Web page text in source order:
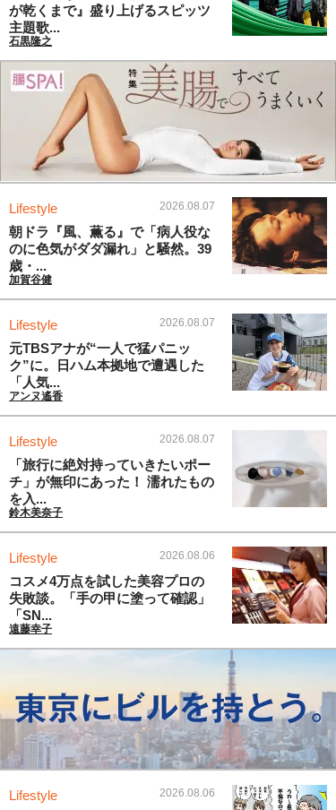
が乾くまで』盛り上げるスピッツ
主題歌...
石黒隆之
Lifestyle 2026.08.07
朝ドラ『風、薫る』で「病人役な
のに色気がダダ漏れ」と騒然。39
歳・...
加賀谷健
Lifestyle 2026.08.07
元TBSアナが“一人で猛パニッ
ク”に。日ハム本拠地で遭遇した
「人気...
アンヌ遙香
Lifestyle 2026.08.07
「旅行に絶対持っていきたいポー
チ」が無印にあった！ 濡れたもの
を入...
鈴木美奈子
Lifestyle 2026.08.06
コスメ4万点を試した美容プロの
失敗談。「手の甲に塗って確認」
「SN...
遠藤幸子
Lifestyle 2026.08.06